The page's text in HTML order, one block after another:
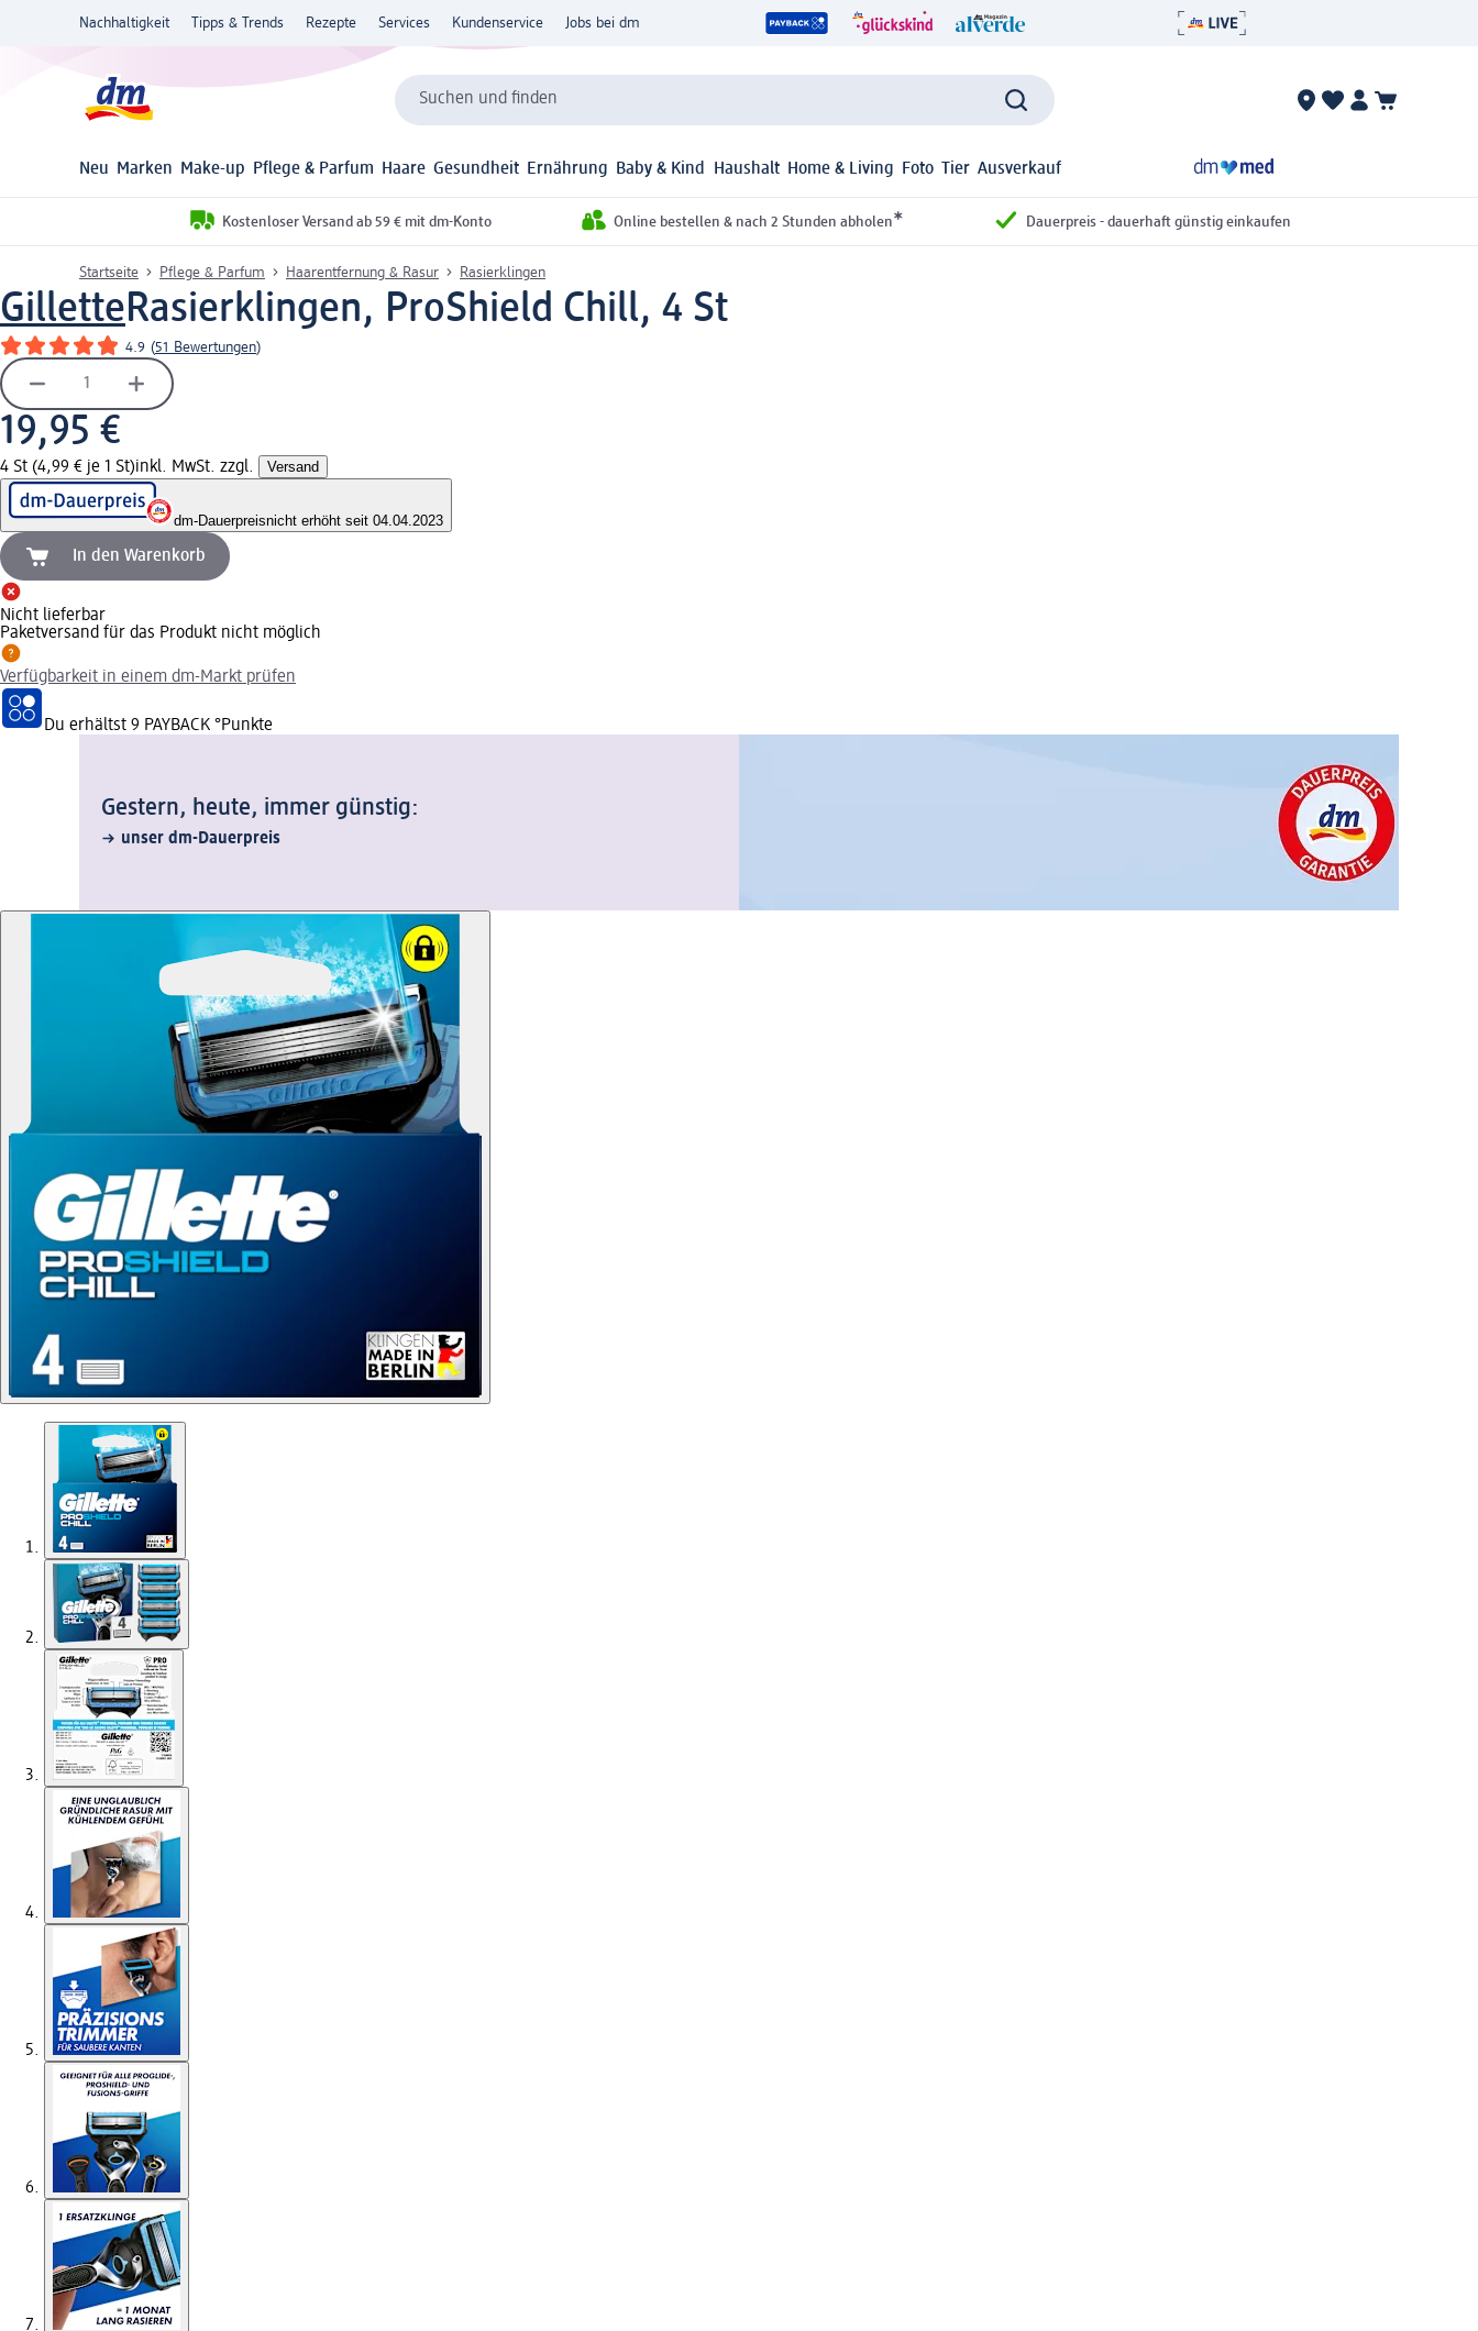
Nachhaltigkeit Tipps & Trends Rezepte Services Kundenservice Jobs bei dm
Suchen und finden
Neu Marken Make-up Pflege & Parfum Haare Gesundheit Ernährung Baby & Kind Haushalt Home & Living Foto Tier Ausverkauf
Kostenloser Versand ab 59 € mit dm-Konto Online bestellen & nach 2 Stunden abholen* Dauerpreis - dauerhaft günstig einkaufen
Startseite Pflege & Parfum Haarentfernung & Rasur Rasierklingen
GilletteRasierklingen, ProShield Chill, 4 St
4.9 (51 Bewertungen)
19,95 €
4 St (4,99 € je 1 St)inkl. MwSt. zzgl. Versand
dm-Dauerpreisnicht erhöht seit 04.04.2023
In den Warenkorb
Nicht lieferbar
Paketversand für das Produkt nicht möglich
Verfügbarkeit in einem dm-Markt prüfen
Du erhältst 9 PAYBACK °Punkte
Gestern, heute, immer günstig:
unser dm-Dauerpreis